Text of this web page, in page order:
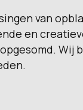
van
en
Wij